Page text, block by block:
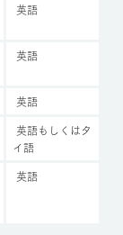
英語
英語
英語
英語もしくはタ
イ語
英語